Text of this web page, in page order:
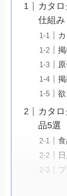
カタ
仕組み
カタ
品5選